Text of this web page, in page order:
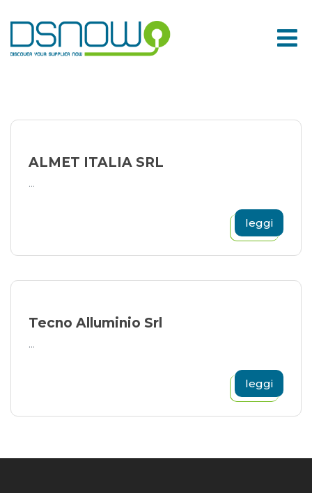
to
content
ALMET ITALIA SRL
...
leggi
Tecno Alluminio Srl
...
leggi